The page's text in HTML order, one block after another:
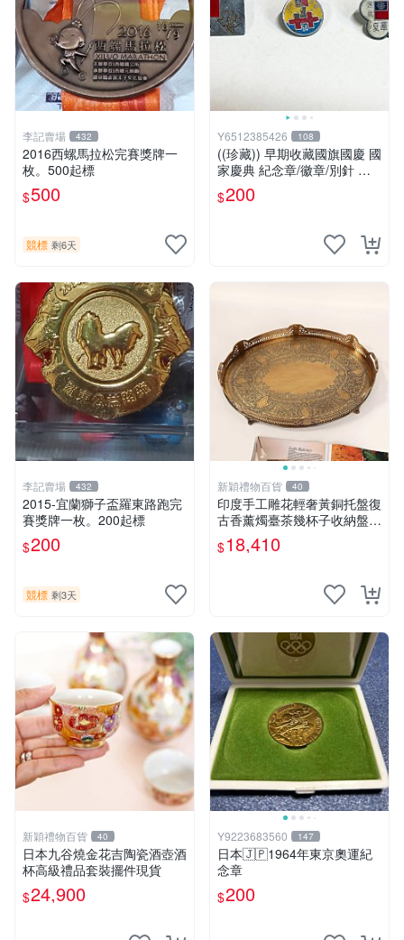
李記賣場 432
2016西螺馬拉松完賽獎牌一
枚。500起標
$500
競標 剩6天
Y6512385426 108
((珍藏)) 早期收藏國旗國慶 國
家慶典 紀念章/徽章/別針 罕
見收藏品
$200
李記賣場 432
2015-宜蘭獅子盃羅東路跑完
賽獎牌一枚。200起標
$200
競標 剩3天
新穎禮物百貨 40
印度手工雕花輕奢黃銅托盤復
古香薰燭臺茶幾杯子收納盤大
號
$18,410
新穎禮物百貨 40
日本九谷燒金花吉陶瓷酒壺酒
杯高級禮品套裝擺件現貨
$24,900
Y9223683560 147
日本🇯🇵1964年東京奧運紀
念章
$200